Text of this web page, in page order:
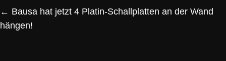
← Bausa hat jetzt 4 Platin-Schallplatten an der Wand
hängen!